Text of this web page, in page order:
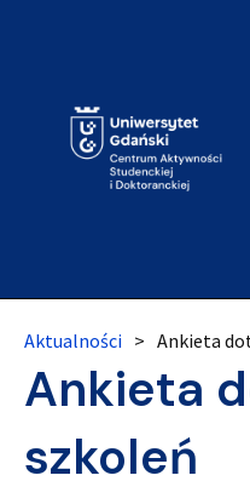
Aktualności > Ankieta
Ankieta
szkoleń